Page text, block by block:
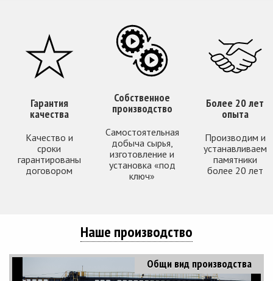
Гарантия
качества
Качество и
сроки
гарантированы
договором
Собственное
производство
Самостоятельная
добыча сырья,
изготовление и
установка «под
ключ»
Более 20 лет
опыта
Производим и
устанавливаем
памятники
более 20 лет
Наше производство
Общи вид производства